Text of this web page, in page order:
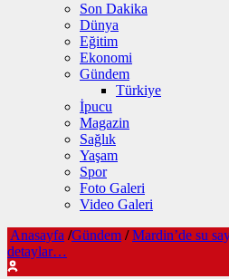
Son Dakika
Dünya
Eğitim
Ekonomi
Gündem
Türkiye
İpucu
Magazin
Sağlık
Yaşam
Spor
Foto Galeri
Video Galeri
Anasayfa /Gündem / Mardin’de su
detaylar…